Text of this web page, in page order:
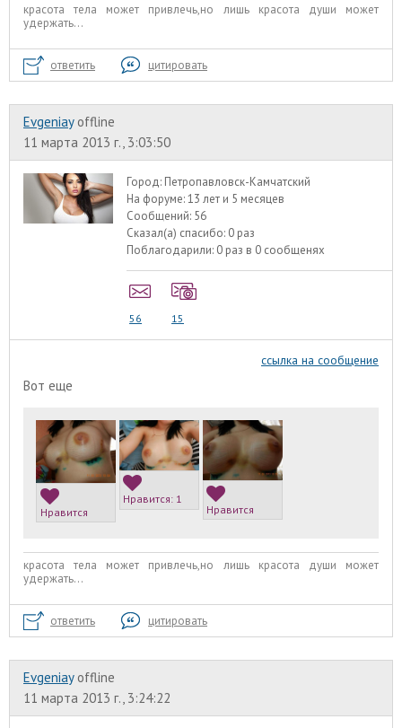
красота тела может привлечь,но лишь красота души может
удержать...
ответить цитировать
Evgeniay offline
11 марта 2013 г., 3:03:50
Город: Петропавловск-Камчатский
На форуме:13 лет и 5 месяцев
Сообщений: 56
Сказал(а) спасибо: 0 раз
Поблагодарили: 0 раз в 0 сообщенях
56 15
ссылка на сообщение
Вот еще
Нравится
Нравится: 1
Нравится
красота тела может привлечь,но лишь красота души может
удержать...
ответить цитировать
Evgeniay offline
11 марта 2013 г., 3:24:22